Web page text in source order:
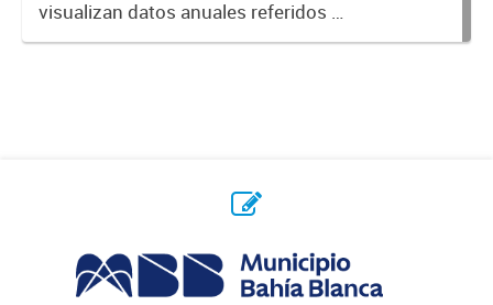
visualizan datos anuales referidos a
la transparencia fiscal e impositiva